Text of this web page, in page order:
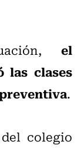
el
las clases
.
colegio